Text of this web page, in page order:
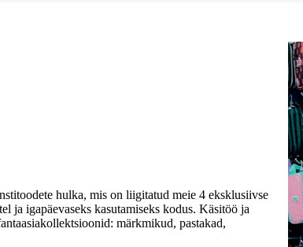
hulka, mis on liigitatud meie 4 eksklusiivse
ja igapäevaseks kasutamiseks kodus. Käsitöö ja
märkmikud, pastakad,